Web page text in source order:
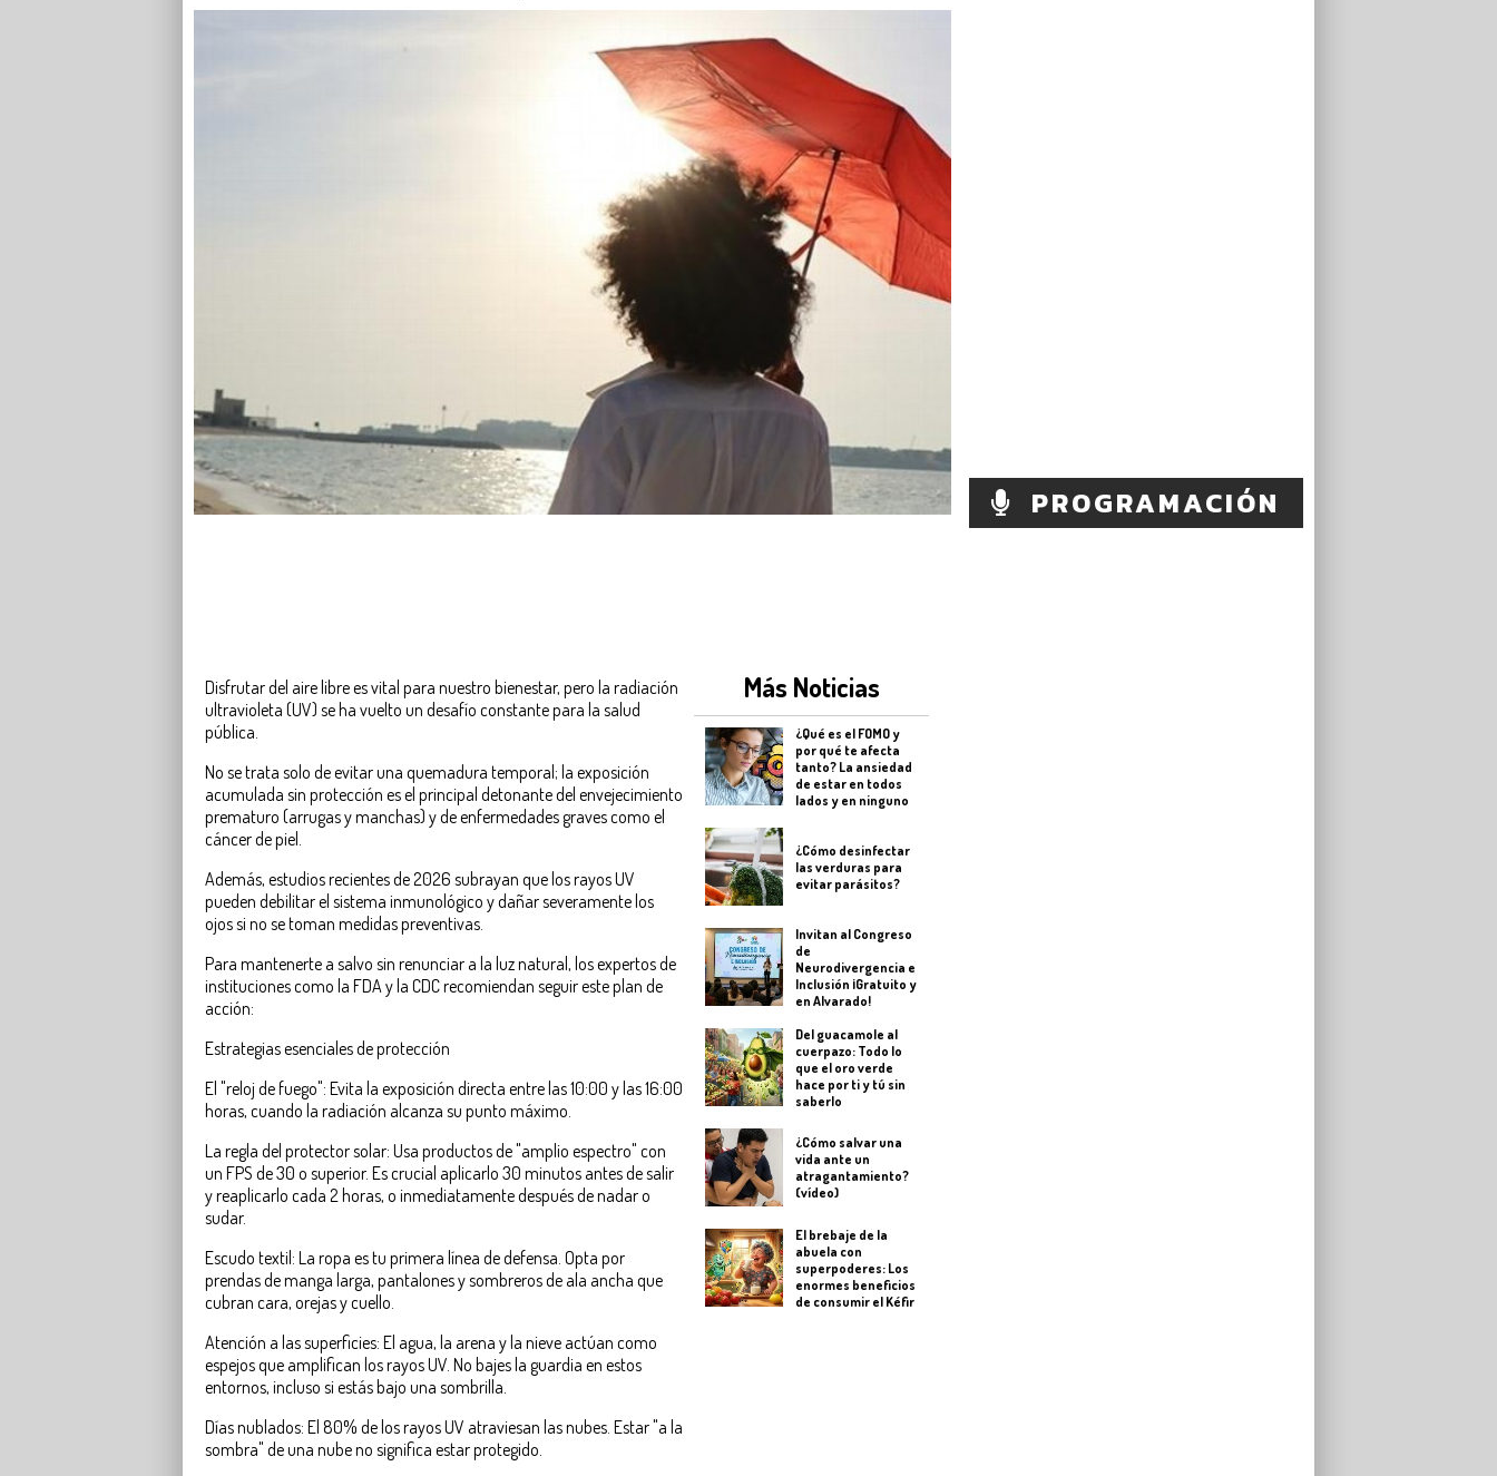
PROGRAMACIÓN
Disfrutar del aire libre es vital para nuestro bienestar, pero la radiación
ultravioleta (UV) se ha vuelto un desafío constante para la salud
pública.
No se trata solo de evitar una quemadura temporal; la exposición
acumulada sin protección es el principal detonante del envejecimiento
prematuro (arrugas y manchas) y de enfermedades graves como el
cáncer de piel.
Además, estudios recientes de 2026 subrayan que los rayos UV
pueden debilitar el sistema inmunológico y dañar severamente los
ojos si no se toman medidas preventivas.
Para mantenerte a salvo sin renunciar a la luz natural, los expertos de
instituciones como la FDA y la CDC recomiendan seguir este plan de
acción:
Estrategias esenciales de protección
El "reloj de fuego": Evita la exposición directa entre las 10:00 y las 16:00
horas, cuando la radiación alcanza su punto máximo.
La regla del protector solar: Usa productos de "amplio espectro" con
un FPS de 30 o superior. Es crucial aplicarlo 30 minutos antes de salir
y reaplicarlo cada 2 horas, o inmediatamente después de nadar o
sudar.
Escudo textil: La ropa es tu primera línea de defensa. Opta por
prendas de manga larga, pantalones y sombreros de ala ancha que
cubran cara, orejas y cuello.
Atención a las superficies: El agua, la arena y la nieve actúan como
espejos que amplifican los rayos UV. No bajes la guardia en estos
entornos, incluso si estás bajo una sombrilla.
Días nublados: El 80% de los rayos UV atraviesan las nubes. Estar "a la
sombra" de una nube no significa estar protegido.
Más Noticias
¿Qué es el FOMO y
por qué te afecta
tanto? La ansiedad
de estar en todos
lados y en ninguno
¿Cómo desinfectar
las verduras para
evitar parásitos?
Invitan al Congreso
de
Neurodivergencia e
Inclusión ¡Gratuito y
en Alvarado!
Del guacamole al
cuerpazo: Todo lo
que el oro verde
hace por ti y tú sin
saberlo
¿Cómo salvar una
vida ante un
atragantamiento?
(vídeo)
El brebaje de la
abuela con
superpoderes: Los
enormes beneficios
de consumir el Kéfir